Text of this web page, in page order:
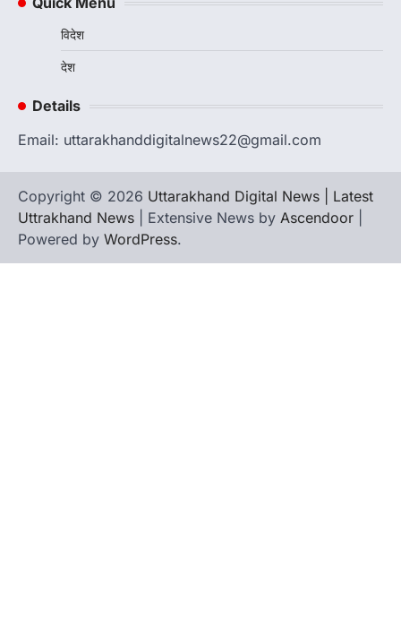
छात्रा याग्यिका कुंद्रा ने अपनी शानदार शतरंज प्रतिभा…
उत्तराखण्ड कुमाऊं ख़बरें नैनीताल
हल्द्वानी में आयोजित विजय शंखनाद रैली को संबोधित करते
विदेश
देश
Details
Email: uttarakhanddigitalnews22@gmail.com
Copyright © 2026 Uttarakhand Digital News | Latest
Uttrakhand News | Extensive News by Ascendoor
Powered by WordPress.